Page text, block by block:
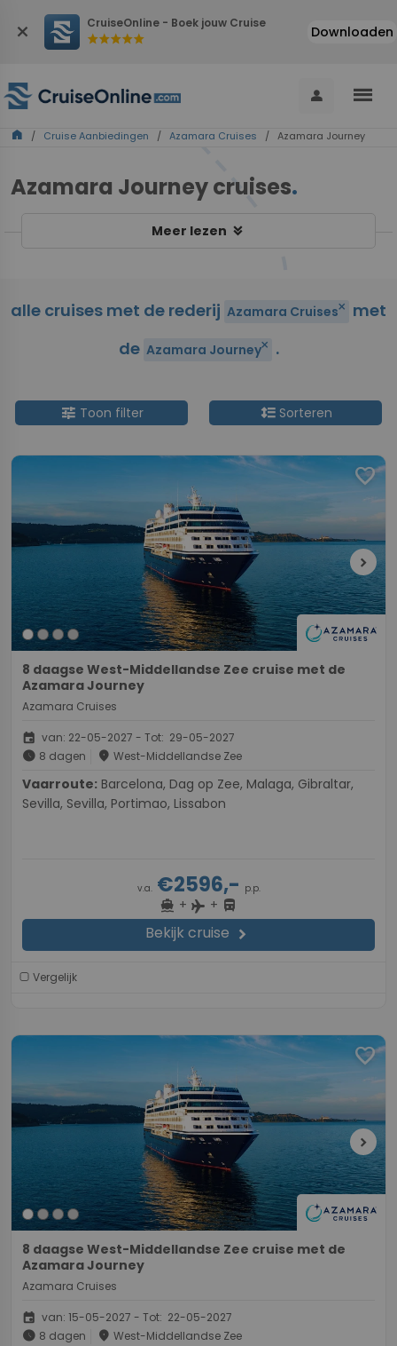
close CruiseOnline - Boek jouw Cruise
starstarstarstarstar Downloaden
person menu
home / Cruise Aanbiedingen / Azamara Cruises / Azamara Journey
Azamara Journey cruises.
Meer lezen keyboard_double_arrow_down
alle cruises met de rederij Azamara Cruisesclose
met
de Azamara Journeyclose .
tune Toon filter format_line_spacingSorteren
favorite
chevron_right
8 daagse West-Middellandse Zee cruise met de
Azamara Journey
Azamara Cruises
event van: 22-05-2027 - Tot: 29-05-2027
schedule 8 dagen place West-Middellandse Zee
Vaarroute:
Sevilla, Sevilla, Portimao, Lissabon
v.a.€2596,- p.p.
directions_boat + flight + directions_bus
Bekijk cruise chevron_right
Vergelijk
favorite
chevron_right
8 daagse West-Middellandse Zee cruise met de
Azamara Journey
Azamara Cruises
event van: 15-05-2027 - Tot: 22-05-2027
schedule 8 dagen place West-Middellandse Zee